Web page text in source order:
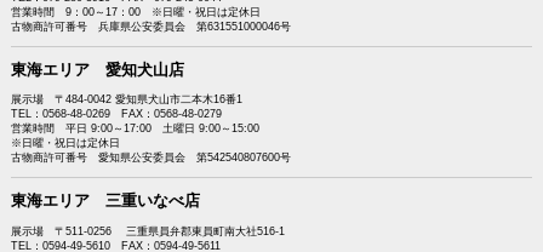
営業時間 9：00～17：00 ※日曜・祝日は定休日
古物商許可番号 兵庫県公安委員会 第631551000046号
東海エリア 愛知犬山店
展示場 〒484-0042 愛知県犬山市二本木16番1
TEL：0568-48-0269 FAX：0568-48-0279
営業時間 平日 9:00～17:00 土曜日 9:00～15:00
※日曜・祝日は定休日
古物商許可番号 愛知県公安委員会 第542540807600号
東海エリア 三重いなべ店
展示場 〒511-0256 三重県員弁郡東員町南大社516-1
TEL：0594-49-5610 FAX：0594-49-5611